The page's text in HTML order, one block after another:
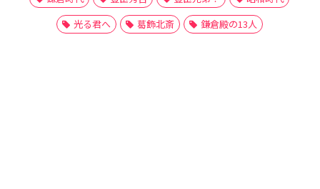
光る君へ
葛飾北斎 鎌倉殿の13人